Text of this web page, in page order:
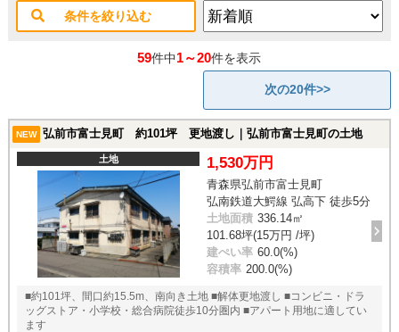
条件を絞り込む
59件中1～20件を表示
次の20件>>
NEW 弘前市富士見町 約101坪 更地渡し｜弘前市富士見町の土地
土地 1,530万円
青森県弘前市富士見町
弘南鉄道大鰐線 弘高下 徒歩5分
土地面積 336.14㎡
101.68坪(15万円 /坪)
建ぺい率 60.0(%)
容積率 200.0(%)
■約101坪、間口約15.5m、南向き土地 ■解体更地渡し ■コンビニ・ドラ
ッグストア・小学校・総合病院徒歩10分圏内 ■アパート用地に適してい
ます